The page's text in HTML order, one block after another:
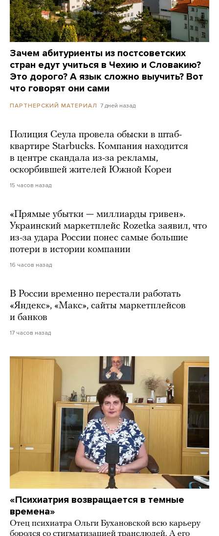
Зачем абитуриенты из постсоветских
стран едут учиться в Чехию и Словакию?
Это дорого? А язык сложно выучить? Вот
что говорят они сами
ПАРТНЕРСКИЙ МАТЕРИАЛ 7 дней назад
Полиция Сеула провела обыски в штаб-
квартире Starbucks. Компания находится
в центре скандала из-за рекламы,
оскорбившей жителей Южной Кореи
15 часов назад
«Прямые убытки — миллиарды гривен».
Украинский маркетплейс Rozetka заявил, что
из-за удара России понес самые большие
потери в истории компании
16 часов назад
В России временно перестали работать
«Яндекс», «Макс», сайты маркетплейсов
и банков
17 часов назад
«Психиатрия возвращается в темные
времена»
Отец психиатра Ольги Бухановской всю карьеру
боролся со стигматизацией транслюдей. А его